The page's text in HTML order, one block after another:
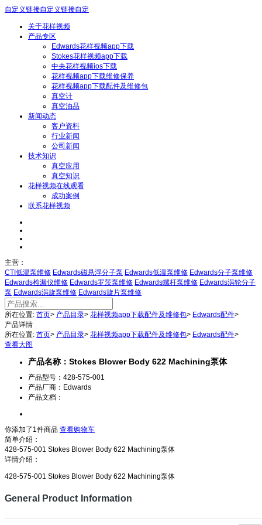
自定义链接自定义链接自定
关于花样视频
产品专区
Edwards花样视频app下载
Stokes花样视频app下载
中央花样视频ios下载
花样视频app下载维修保养
花样视频app下载配件及维修包
真空计
真空油品
新闻动态
客户资料
行业新闻
公司新闻
技术知识
真空应用
真空知识
花样视频在线观看
成功案例
联系花样视频
主营：
CTI低温泵维修 Edwards磁悬浮分子泵 Edwards低温泵维修 Edwards分子泵维修
Edwards检漏仪维修 Edwards罗茨泵维修 Edwards螺杆泵维修 Edwards涡轮分子
泵 Edwards涡旋泵维修 Edwards旋片泵维修
所在位置: 首页> 产品目录> 花样视频app下载配件及维修包> Edwards配件>
产品详情
所在位置: 首页> 产品目录> 花样视频app下载配件及维修包> Edwards配件>
查看大图
产品名称：Stokes Blower Body 622 Machining泵体
产品型号：428-575-001
产品厂商：Edwards
产品文档：
你添加了1件商品 查看购物车
简单介绍：
428-575-001 Stokes Blower Body 622 Machining泵体
详情介绍：
428-575-001 Stokes Blower Body 622 Machining泵体
General Product Information